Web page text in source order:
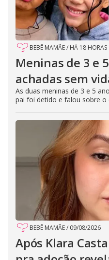
BEBÊ MAMÃE/ HÁ 18 HORAS
Meninas de 3 e
achadas sem
As duas meninas de 3 e 5
pai foi detido e falou sobre o
BEBÊ MAMÃE/ 09/08/2026
Após Klara